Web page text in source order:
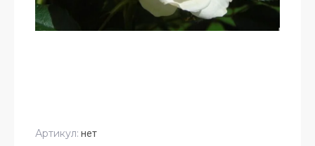
Артикул: нет